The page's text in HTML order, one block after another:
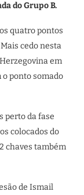
do Grupo B.
quatro pontos
cedo nesta
em
o ponto somado
perto da fase
colocados do
chaves também
de Ismail